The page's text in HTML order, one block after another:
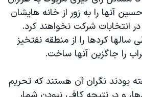
۲۰۲۴
اسرائیل
آنها را به زور از خانه هايشان
انتخابات شرکت نخواهند کرد.
سالها کردها را از منطقه نفتخيز
را جاگزين آنها ساخت.
بودند نگران آن هستند که تحريم